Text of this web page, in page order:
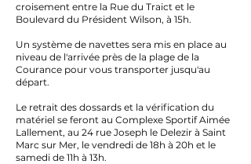
croisement entre la Rue du Traict et le
Boulevard du Président Wilson, à 15h.
Un système de navettes sera mis en place au
niveau de l'arrivée près de la plage de la
Courance pour vous transporter jusqu'au
départ.
Le retrait des dossards et la vérification du
matériel se feront au Complexe Sportif Aimée
Lallement, au 24 rue Joseph le Delezir à Saint
Marc sur Mer, le vendredi de 18h à 20h et le
samedi de 11h à 13h.